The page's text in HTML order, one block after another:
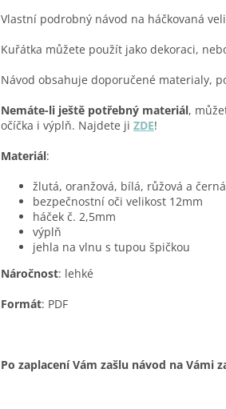
Vlastní podrobný návod na háčkovaná
Kuřátka můžete použít jako dekoraci,
Návod obsahuje doporučené materialy,
Nemáte-li ještě potřebný materiál,
očíčka i výplň. Najdete ji ZDE!
Materiál:
žlutá, oranžová, bílá, růžová a
bezpečnostní oči velikost 12mm
háček č. 2,5mm
výplň
jehla na vlnu s tupou špičkou
Náročnost: lehké
Formát: PDF
Po zaplacení Vám zašlu návod na Vámi